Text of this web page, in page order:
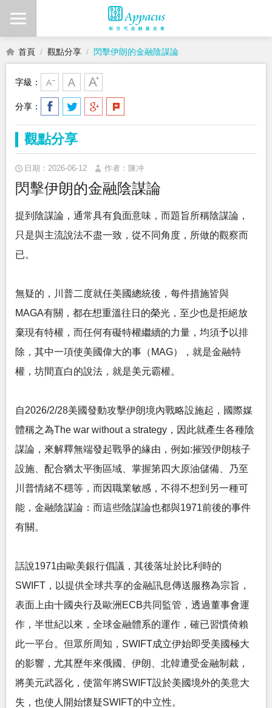
首頁 觀點分享 閃擊伊朗的金融陰謀論
字級：
分享：
觀點分享
日期：2026-06-12 作者：陳冲
閃擊伊朗的金融陰謀論
提到陰謀論，通常具有負面意味，而題旨所稱陰謀論，
只是與主流說法不盡一致，從不同角度，所做的觀察而
已。
無疑的，川普二度就任美國總統後，每件措施皆與
MAGA有關，都在想重溫往日的榮光，至少也是拒絕放
棄現有特權，而任何有礙特權繼續的力量，均須予以排
除，其中一項使美國偉大的事（MAG），就是金融特
權，坊間直白的說法，就是美元霸權。
自2026/2/28美國發動攻擊伊朗境內戰略設施起，國際媒
體稱之為The war without a strategy，因此就產生各種陰
謀論，來解釋無端發起戰爭的緣由，例如:摧毀伊朗核子
設施、配合猶太平衡區域、掌握第四大原油儲備、乃至
川普情緒不穩等，而因職業敏感，不得不想到另一種可
能，金融陰謀論：而這些陰謀論也都與1971前後的事件
有關。
話說1971由歐美銀行倡議，其後落址於比利時的
SWIFT，以提供全球共享的金融訊息傳送服務為宗旨，
表面上由十國央行及歐洲ECB共同監管，透過董事會運
作，半世紀以來，全球金融體系的運作，確已習慣倚賴
此一平台。但眾所周知，SWIFT成立伊始即受美國極大
的影響，尤其歷年來俄國、伊朗、北韓遭受金融制裁，
將美元武器化，使當年將SWIFT設於美國境外的美意大
失，也使人開始懷疑SWIFT的中立性。